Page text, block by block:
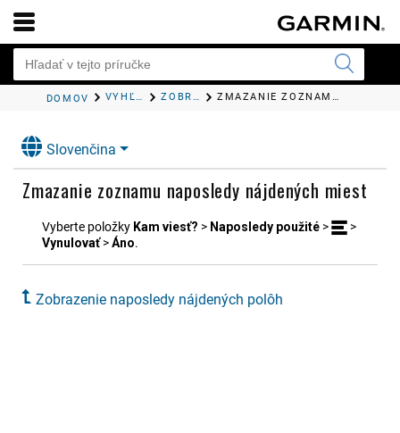
DOMOV VYHĽADÁVANIE A UKLADANIE POLÔH ZOBRAZENIE NAPOSLEDY NÁJDENÝCH POLÔH ZMAZANIE ZOZNAMU NAPOSLEDY NÁJDENÝCH MIEST
Slovenčina
Zmazanie zoznamu naposledy nájdených miest
Vyberte položky Kam viesť? > Naposledy použité >
>
Vynulovať>Áno.
Zobrazenie naposledy nájdených polôh